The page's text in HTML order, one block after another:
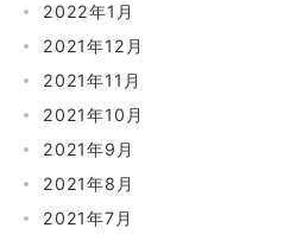
2022年1月
2021年12月
2021年11月
2021年10月
2021年9月
2021年8月
2021年7月